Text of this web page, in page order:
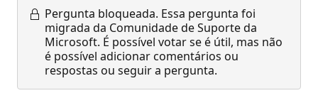
Pergunta bloqueada. Essa pergunta foi
migrada da Comunidade de Suporte da
Microsoft. É possível votar se é útil, mas não
é possível adicionar comentários ou
respostas ou seguir a pergunta.